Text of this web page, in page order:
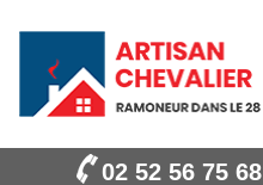
02 52 56 75 68